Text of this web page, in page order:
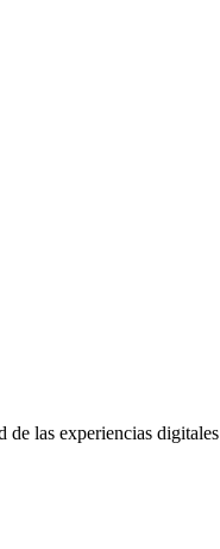
de las experiencias digitales